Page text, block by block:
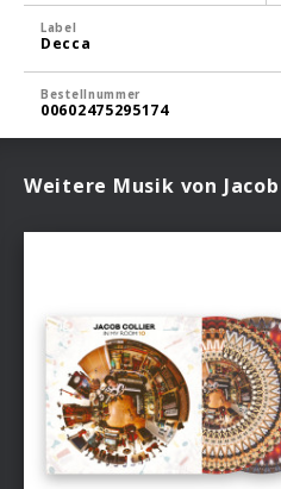
Label
Decca
Bestellnummer
00602475295174
Weitere Musik von